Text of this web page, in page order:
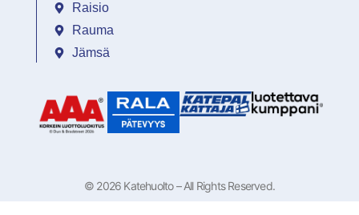
Raisio
Rauma
Jämsä
© 2026 Katehuolto – All Rights Reserved.